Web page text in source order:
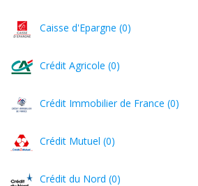
Caisse d'Epargne (0)
Crédit Agricole (0)
Crédit Immobilier de France (0)
Crédit Mutuel (0)
Crédit du Nord (0)